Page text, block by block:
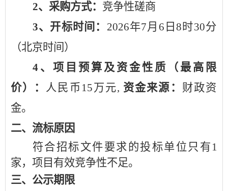
2、采购方式： 竞争性磋商
3、 开标时间： 2026年7月 6 日8 时30分
（北京时间）
4 、 项目预算及资金性质（最高限
价）： 人民币 15万元, 资金来源： 财政资
金。
二、流标原因
符合招标文件要求的投标单位只有 1
家，项目有效竞争性不足。
三、公示期限